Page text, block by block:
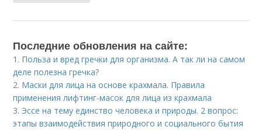
Последние обновления на сайте:
1. Польза и вред гречки для организма. А так ли на самом
деле полезна гречка?
2. Маски для лица на основе крахмала. Правила
применения лифтинг-масок для лица из крахмала
3. Эссе на тему единство человека и природы. 2 вопрос:
этапы взаимодействия природного и социального бытия